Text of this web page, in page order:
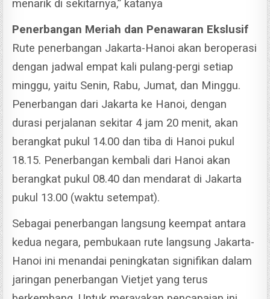
menarik di sekitarnya,” katanya
Penerbangan Meriah dan Penawaran Ekslusif
Rute penerbangan Jakarta-Hanoi akan beroperasi
dengan jadwal empat kali pulang-pergi setiap
minggu, yaitu Senin, Rabu, Jumat, dan Minggu.
Penerbangan dari Jakarta ke Hanoi, dengan
durasi perjalanan sekitar 4 jam 20 menit, akan
berangkat pukul 14.00 dan tiba di Hanoi pukul
18.15. Penerbangan kembali dari Hanoi akan
berangkat pukul 08.40 dan mendarat di Jakarta
pukul 13.00 (waktu setempat).
Sebagai penerbangan langsung keempat antara
kedua negara, pembukaan rute langsung Jakarta-
Hanoi ini menandai peningkatan signifikan dalam
jaringan penerbangan Vietjet yang terus